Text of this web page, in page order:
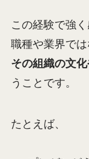
この経験で強
職種や業界では
その組織の文
うことです。
たとえば、